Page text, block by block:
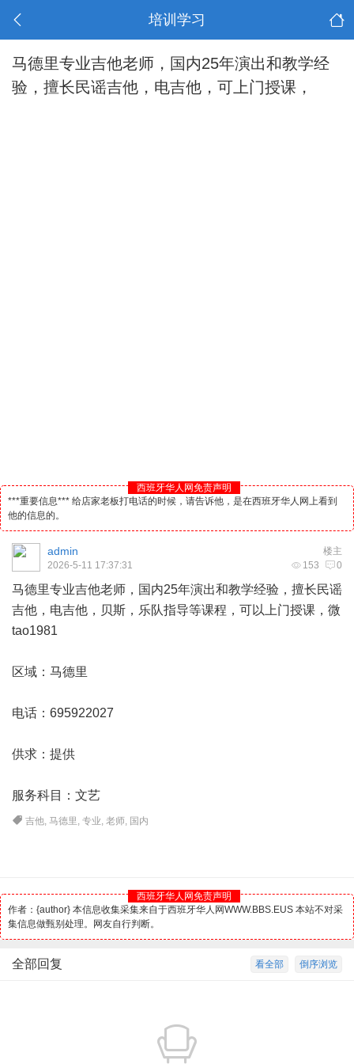
培训学习
马德里专业吉他老师，国内25年演出和教学经
验，擅长民谣吉他，电吉他，可上门授课，
西班牙华人网免责声明
***重要信息*** 给店家老板打电话的时候，请告诉他，是在西班牙华人网上看到
他的信息的。
楼主
admin
153 0
2026-5-11 17:37:31
马德里专业吉他老师，国内25年演出和教学经验，擅长民谣
吉他，电吉他，贝斯，乐队指导等课程，可以上门授课，微
tao1981
区域：马德里
电话：695922027
供求：提供
服务科目：文艺
吉他,马德里 ,专业,老师, 国内
西班牙华人网免责声明
作者：{author} 本信息收集采集来自于西班牙华人网WWW.BBS.EUS 本站不对采
集信息做甄别处理。网友自行判断。
倒序浏览
看全部
全部回复